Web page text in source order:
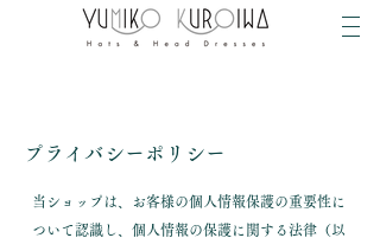
プライバシーポリシー
当ショップは、お客様の個人情報保護の重要性に
ついて認識し、個人情報の保護に関する法律（以